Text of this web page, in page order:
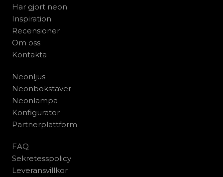
Har gjort neon
Inspiration
Recensioner
Om oss
Kontakta
Neonljus
Neonbokstäver
Neonlampa
Konfigurator
Partnerplattform
FAQ
Sekretesspolicy
Leveransvillkor